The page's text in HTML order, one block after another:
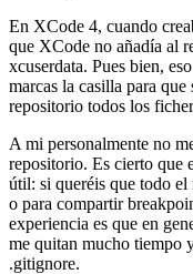
En XCode 4, cuando
que XCode no añadía al
xcuserdata. Pues bien,
marcas la casilla para
repositorio todos los
A mi personalmente no
repositorio. Es cierto que
útil: si queréis que todo
o para compartir
experiencia es que en
me quitan mucho tiempo
.gitignore.